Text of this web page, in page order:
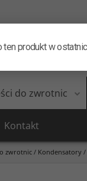
do zwrotnic
Kontakt
zwrotnic / Kondensatory /